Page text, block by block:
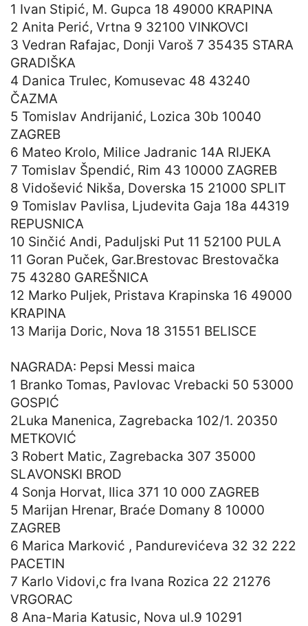
1 Ivan Stipić, M. Gupca 18 49000 KRAPINA
2 Anita Perić, Vrtna 9 32100 VINKOVCI
3 Vedran Rafajac, Donji Varoš 7 35435 STARA
GRADIŠKA
4 Danica Trulec, Komusevac 48 43240
ČAZMA
5 Tomislav Andrijanić, Lozica 30b 10040
ZAGREB
6 Mateo Krolo, Milice Jadranic 14A RIJEKA
7 Tomislav Špendić, Rim 43 10000 ZAGREB
8 Vidošević Nikša, Doverska 15 21000 SPLIT
9 Tomislav Pavlisa, Ljudevita Gaja 18a 44319
REPUSNICA
10 Sinčić Andi, Paduljski Put 11 52100 PULA
11 Goran Puček, Gar.Brestovac Brestovačka
75 43280 GAREŠNICA
12 Marko Puljek, Pristava Krapinska 16 49000
KRAPINA
13 Marija Doric, Nova 18 31551 BELISCE
NAGRADA: Pepsi Messi maica
1 Branko Tomas, Pavlovac Vrebacki 50 53000
GOSPIĆ
2Luka Manenica, Zagrebacka 102/1. 20350
METKOVIĆ
3 Robert Matic, Zagrebacka 307 35000
SLAVONSKI BROD
4 Sonja Horvat, Ilica 371 10 000 ZAGREB
5 Marijan Hrenar, Braće Domany 8 10000
ZAGREB
6 Marica Marković , Pandurevićeva 32 32 222
PACETIN
7 Karlo Vidovi,c fra Ivana Rozica 22 21276
VRGORAC
8 Ana-Maria Katusic, Nova ul.9 10291